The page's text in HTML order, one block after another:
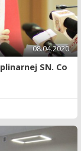
08.04.2020
SN. Co